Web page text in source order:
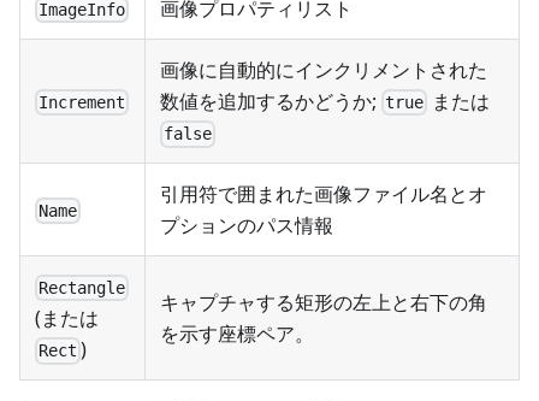
ImageInfo 画像プロパティリスト
Increment
画像に自動的にインクリメントされた
数値を追加するかどうか; true または
false
Name
引用符で囲まれた画像ファイル名とオ
プションのパス情報
Rectangle
(または
Rect )
キャプチャする矩形の左上と右下の角
を示す座標ペア。